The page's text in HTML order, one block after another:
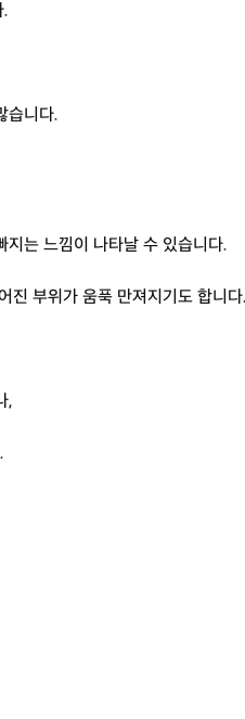
.
습니다.
는 느낌이 나타날 수 있습니다.
진 부위가 움푹 만져지기도 합니다.
,